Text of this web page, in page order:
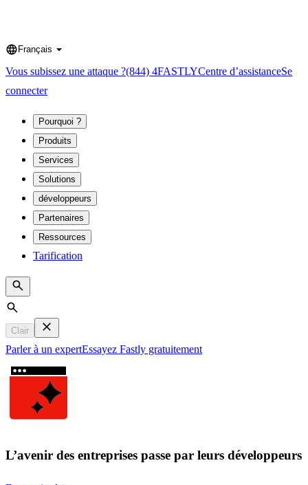
Language
Français
Vous subissez une attaque ?(844) 4FASTLYCentre d’assistanceSe
connecter
Pourquoi ?
Produits
Services
Solutions
développeurs
Partenaires
Ressources
Tarification
Search
Clair
Parler à un expertEssayez Fastly gratuitement
L’avenir des entreprises passe par leurs développeurs